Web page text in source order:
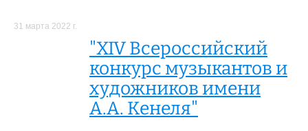
31 марта 2022 г.
"XIV Всероссийский
конкурс музыкантов и
художников имени
А.А. Кенеля"